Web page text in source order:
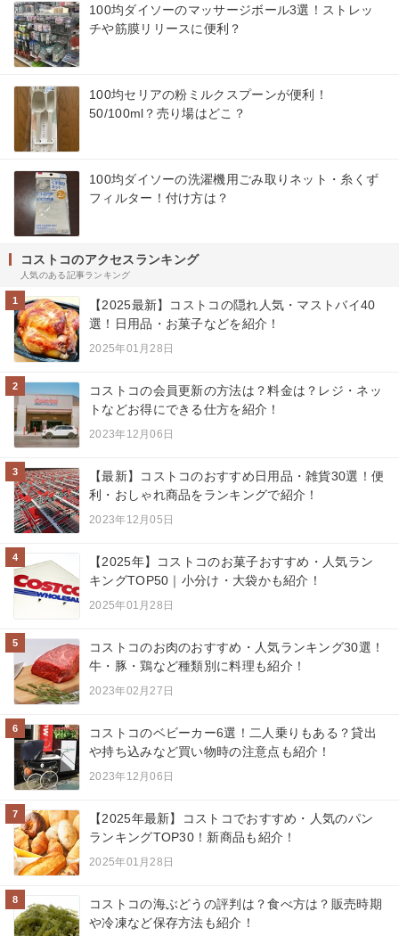
100均ダイソーのマッサージボール3選！ストレッ
チや筋膜リリースに便利？
100均セリアの粉ミルクスプーンが便利！
50/100ml？売り場はどこ？
100均ダイソーの洗濯機用ごみ取りネット・糸くず
フィルター！付け方は？
コストコのアクセスランキング
人気のある記事ランキング
1
【2025最新】コストコの隠れ人気・マストバイ40
選！日用品・お菓子などを紹介！
2025年01月28日
2
コストコの会員更新の方法は？料金は？レジ・ネッ
トなどお得にできる仕方を紹介！
2023年12月06日
3
【最新】コストコのおすすめ日用品・雑貨30選！便
利・おしゃれ商品をランキングで紹介！
2023年12月05日
4
【2025年】コストコのお菓子おすすめ・人気ラン
キングTOP50｜小分け・大袋かも紹介！
2025年01月28日
5
コストコのお肉のおすすめ・人気ランキング30選！
牛・豚・鶏など種類別に料理も紹介！
2023年02月27日
6
コストコのベビーカー6選！二人乗りもある？貸出
や持ち込みなど買い物時の注意点も紹介！
2023年12月06日
7
【2025年最新】コストコでおすすめ・人気のパン
ランキングTOP30！新商品も紹介！
2025年01月28日
8
コストコの海ぶどうの評判は？食べ方は？販売時期
や冷凍など保存方法も紹介！